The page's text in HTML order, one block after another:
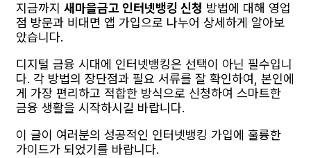
지금까지 새마을금고 인터넷뱅킹 신청 방법에 대해 영업
점 방문과 비대면 앱 가입으로 나누어 상세하게 알아보
았습니다.
디지털 금융 시대에 인터넷뱅킹은 선택이 아닌 필수입니
다. 각 방법의 장단점과 필요 서류를 잘 확인하여, 본인에
게 가장 편리하고 적합한 방식으로 신청하여 스마트한
금융 생활을 시작하시길 바랍니다.
이 글이 여러분의 성공적인 인터넷뱅킹 가입에 훌륭한
가이드가 되었기를 바랍니다.